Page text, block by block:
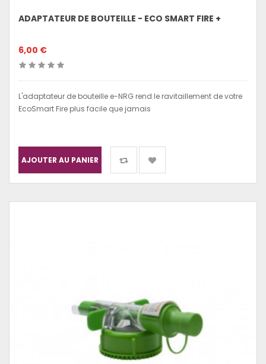
ADAPTATEUR DE BOUTEILLE - ECO SMART FIRE +
6,00 €
L'adaptateur de bouteille e-NRG rend le ravitaillement de votre
EcoSmart Fire plus facile que jamais
AJOUTER AU PANIER